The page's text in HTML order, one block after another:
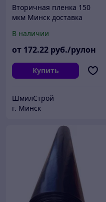
Вторичная пленка 150
мкм Минск доставка
В наличии
от 172.22 руб./рулон
Купить
ШмилСтрой
г. Минск